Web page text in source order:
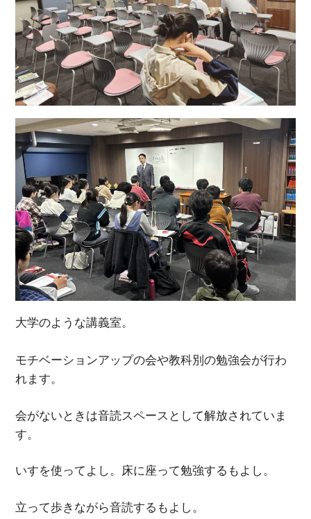
大学のような講義室。
モチベーションアップの会や教科別の勉強会が行わ
れます。
会がないときは音読スペースとして解放されていま
す。
いすを使ってよし。床に座って勉強するもよし。
立って歩きながら音読するもよし。